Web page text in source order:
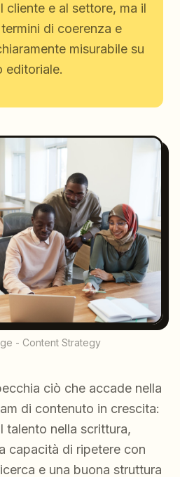
cliente e al settore, ma il
di coerenza e
misurabile su
editoriale.
- Content Strategy
ciò che accade nella
di contenuto in crescita:
talento nella scrittura,
capacità di ripetere con
e una buona struttura